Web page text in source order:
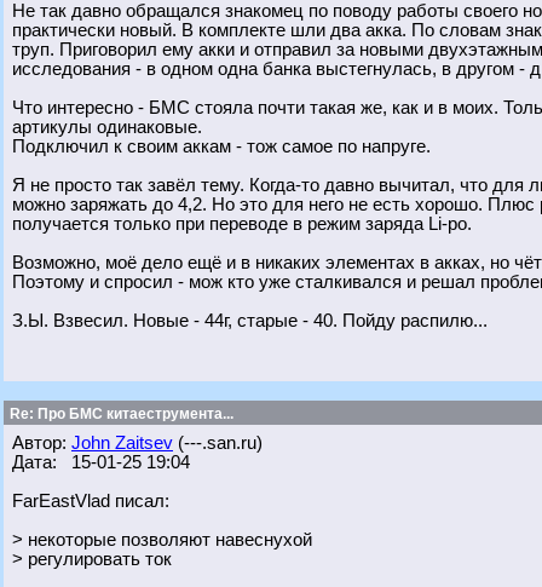
Не так давно обращался знакомец по поводу работы своего
практически новый. В комплекте шли два акка. По словам
труп. Приговорил ему акки и отправил за новыми
исследования - в одном одна банка выстегнулась, в другом -
Что интересно - БМС стояла почти такая же, как и в моих.
артикулы одинаковые.
Подключил к своим аккам - тож самое по напруге.
Я не просто так завёл тему. Когда-то давно вычитал, что для
можно заряжать до 4,2. Но это для него не есть хорошо.
получается только при переводе в режим заряда Li-po.
Возможно, моё дело ещё и в никаких элементах в акках, но
Поэтому и спросил - мож кто уже сталкивался и решал
З.Ы. Взвесил. Новые - 44г, старые - 40. Пойду распилю...
Re: Про БМС китаеструмента...
Автор: John Zaitsev (---.san.ru)
Дата: 15-01-25 19:04
FarEastVlad писал:
> некоторые позволяют навеснухой
> регулировать ток